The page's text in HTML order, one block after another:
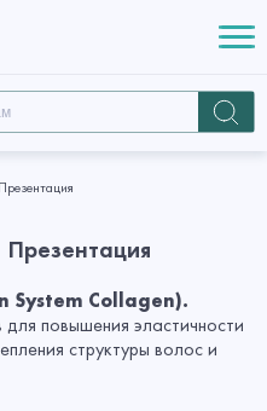
System Collagen).
повышения эластичности
структуры волос и